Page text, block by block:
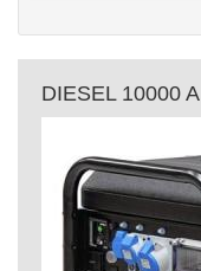
DIESEL 10000